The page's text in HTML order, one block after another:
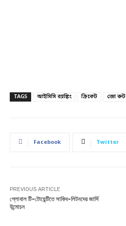
TAGS আইসিসি র‌্যাঙ্কিং ক্রিকেট জো রুট
Facebook Twitter
PREVIOUS ARTICLE
গ্লোবাল টি-টোয়েন্টিতে সাকিব-লিটনদের জার্সি
উন্মোচন